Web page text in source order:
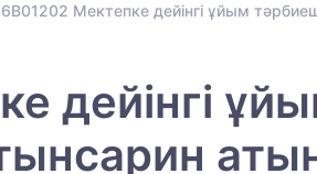
6B01202 Мектепке дейінгі ұйым
дейінгі